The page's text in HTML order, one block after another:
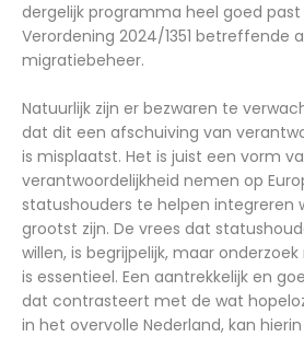
dergelijk programma heel goed past
Verordening 2024/1351 betreffende
migratiebeheer.
Natuurlijk zijn er bezwaren te
dat dit een afschuiving van
is misplaatst. Het is juist een vorm
verantwoordelijkheid nemen op
statushouders te helpen integreren
grootst zijn. De vrees dat
willen, is begrijpelijk, maar
is essentieel. Een aantrekkelijk en
dat contrasteert met de wat
in het overvolle Nederland, kan